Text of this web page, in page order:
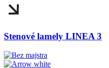
Stenové lamely LINEA 3